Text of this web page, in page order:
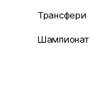
Трансфери
Шампионат